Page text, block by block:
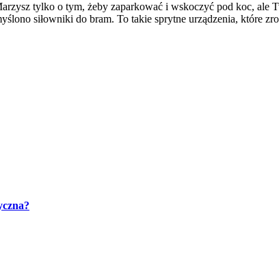
tylko o tym, żeby zaparkować i wskoczyć pod koc, ale
siłowniki do bram. To takie sprytne urządzenia, które